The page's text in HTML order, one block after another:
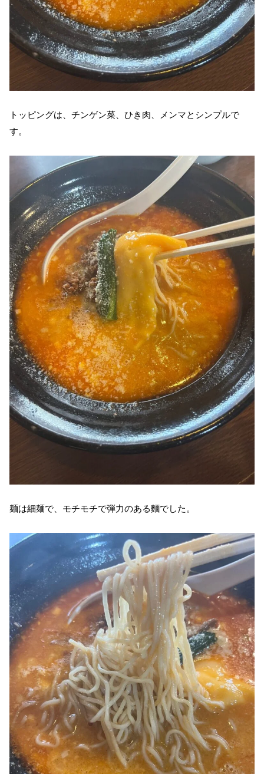
トッピングは、チンゲン菜、ひき肉、メンマとシンプルで
す。
麺は細麺で、モチモチで弾力のある麵でした。